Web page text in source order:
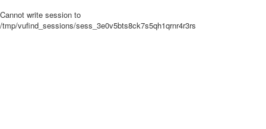
Cannot write session to
/tmp/vufind_sessions/sess_3e0v5bts8ck7s5qh1qrnr4r3rs